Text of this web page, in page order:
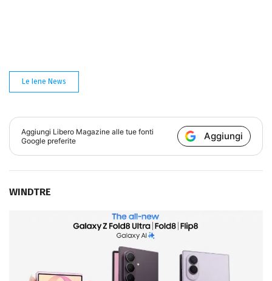
Le Iene News
Aggiungi Libero Magazine alle tue fonti
Google preferite
Aggiungi
WINDTRE